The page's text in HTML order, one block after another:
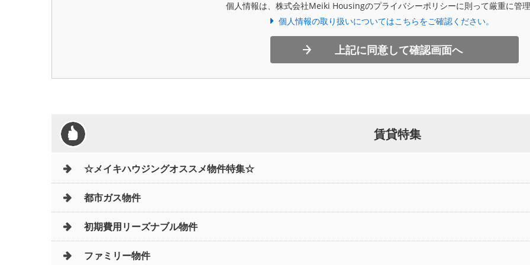
個人情報は、株式会社Meiki Housingのプライバシーポリシーに則って厳重に管理
個人情報の取り扱いについてはこちらをご確認ください。
上記に同意して確認画面へ
賃貸特集
☆メイキハウジングオススメ物件特集☆
都市ガス物件
初期費用リーズナブル物件
ファミリー物件